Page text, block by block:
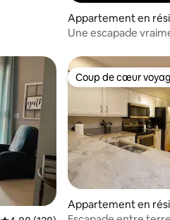
Appartement en
⋅ Pawleys Island
Une escapade
Coup de cœur
Coup de cœur
Appartement en